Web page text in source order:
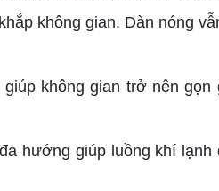
không gian. Dàn nóng
không gian trở nên
hướng giúp luồng khí